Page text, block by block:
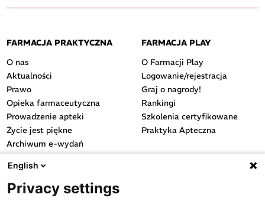
FARMACJA PRAKTYCZNA
O nas
Aktualności
Prawo
Opieka farmaceutyczna
Prowadzenie apteki
Życie jest piękne
Archiwum e-wydań
Przydatne linki
FARMACJA PLAY
O Farmacji Play
Logowanie/rejestracja
Graj o nagrody!
Rankingi
Szkolenia certyfikowane
Praktyka Apteczna
OGÓLNE
English
Privacy settings